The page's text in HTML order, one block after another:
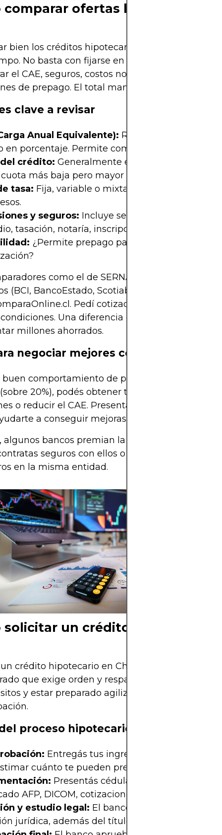
comparar ofertas hipotecarias
bien los créditos hipotecarios puede ahorrarte
No basta con fijarse en la tasa de interés:
el CAE, seguros, costos notariales, comisiones y
de prepago. El total manda, no solo la cuota.
clave a revisar
Anual Equivalente): Resume el costo total
en porcentaje. Permite comparar entre bancos.
crédito: Generalmente entre 10 y 30 años. A
más baja pero mayor pago final.
tasa: Fija, variable o mixta. Ver si aplica
y seguros: Incluye seguro de
tasación, notaría, inscripción y otros gastos
¿Permite prepago parcial o total? ¿Hay
como el de SERNAC Financiero,
(BCI, BancoEstado, Scotiabank, Santander) y
Pedí cotizaciones
Una diferencia de 0,5% en CAE
millones ahorrados.
negociar mejores condiciones
buen comportamiento de pago, ingresos
20%), podés obtener tasas más bajas,
o reducir el CAE. Presentar ofertas de otros
a conseguir mejoras adicionales.
algunos bancos premian la fidelidad si
seguros con ellos o mantienes otros
en la misma entidad.
solicitar un crédito hipotecario
crédito hipotecario en Chile es un proceso
que exige orden y respaldo documental.
y estar preparado agiliza todo y mejora tus
proceso hipotecario
Entregás tus ingresos, deudas y
cuánto te pueden prestar.
Presentás cédula, liquidaciones de
AFP, DICOM, cotizaciones y ahorro
y estudio legal: El banco evalúa la
jurídica, además del título de dominio.